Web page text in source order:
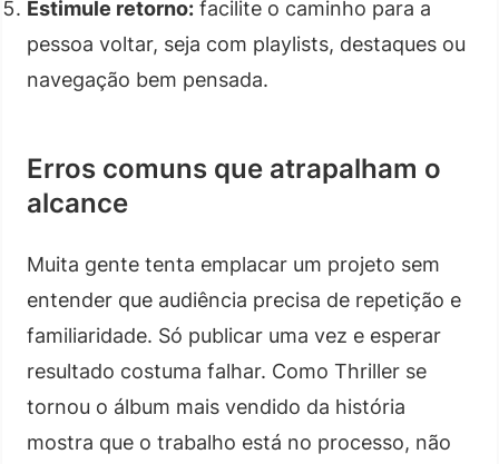
Estimule retorno: facilite o caminho para a
pessoa voltar, seja com playlists, destaques ou
navegação bem pensada.
Erros comuns que atrapalham o
alcance
Muita gente tenta emplacar um projeto sem
entender que audiência precisa de repetição e
familiaridade. Só publicar uma vez e esperar
resultado costuma falhar. Como Thriller se
tornou o álbum mais vendido da história
mostra que o trabalho está no processo, não